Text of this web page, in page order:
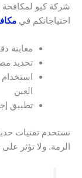
شركة كيو
احتياجاتكم في
معاينة
تحديد
العين
تطبيق
نستخدم تقنيات
الرمة. ولا تؤثر